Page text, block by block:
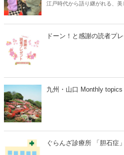
江戸時代から語り継がれる、美
中村鴈治郎による珠玉の舞台
貴重な機会です。さらに、話
ドーン！と感謝の読者プ
九州・山口 Monthly
ぐらんざ診療所 「胆石症